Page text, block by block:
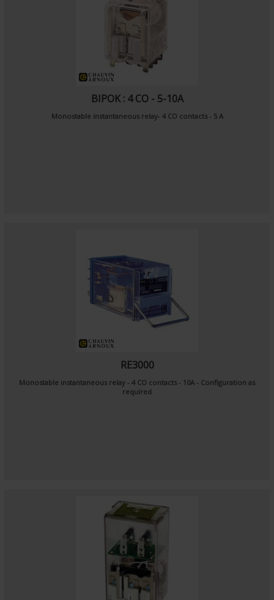
BIPOK : 4 CO - 5-10A
Monostable instantaneous relay- 4 CO contacts - 5 A
RE3000
Monostable instantaneous relay - 4 CO contacts - 10A - Configuration as
required